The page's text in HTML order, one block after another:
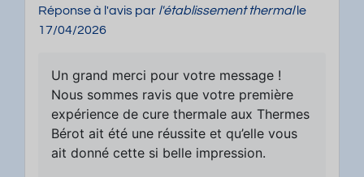
Réponse à l'avis par l'établissement thermalle
17/04/2026
Un grand merci pour votre message !
Nous sommes ravis que votre première
expérience de cure thermale aux Thermes
Bérot ait été une réussite et qu’elle vous
ait donné cette si belle impression.